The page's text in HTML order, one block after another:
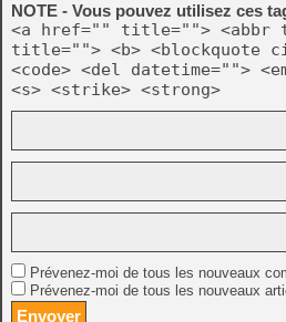
NOTE - Vous pouvez utilisez ces
<a href="" title=""> <abbr
title=""> <b> <blockquote
<code> <del datetime="">
<s> <strike> <strong>
Prévenez-moi de tous les nouveaux
Prévenez-moi de tous les nouveaux